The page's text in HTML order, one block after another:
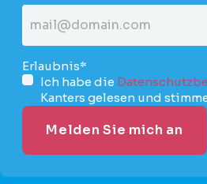
E-
mail
Addresse*
Erlaubnis*
Ich habe die
Kanters gelesen und